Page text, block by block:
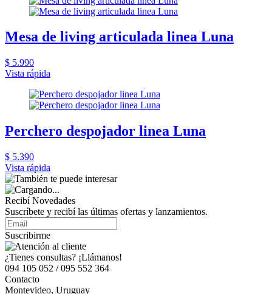
Mesa de living articulada linea Luna
$ 5.990
Vista rápida
Perchero despojador linea Luna
$ 5.390
Vista rápida
Recibí Novedades
Suscríbete y recibí las últimas ofertas y lanzamientos.
Suscribirme
¿Tienes consultas? ¡Llámanos!
094 105 052 / 095 552 364
Contacto
Montevideo, Uruguay